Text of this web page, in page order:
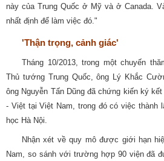
này của Trung Quốc ở Mỹ và ở Canada.
nhất định để làm việc đó."
'Thận trọng, cảnh giác'
Tháng 10/2013, trong một chuyến
Thủ tướng Trung Quốc, ông Lý Khắc
ông Nguyễn Tấn Dũng đã chứng kiến ký
- Việt tại Việt Nam, trong đó có việc thành
học Hà Nội.
Nhận xét về quy mô được giới hạn
Nam, so sánh với trường hợp 90 viện đã